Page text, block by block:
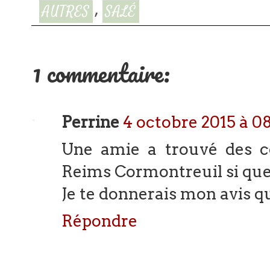
AUTRES , SALÉ
1 commentaire:
Perrine 4 octobre 2015 à
Une amie a trouvé des
Reims Cormontreuil si
Je te donnerais mon avis
Répondre